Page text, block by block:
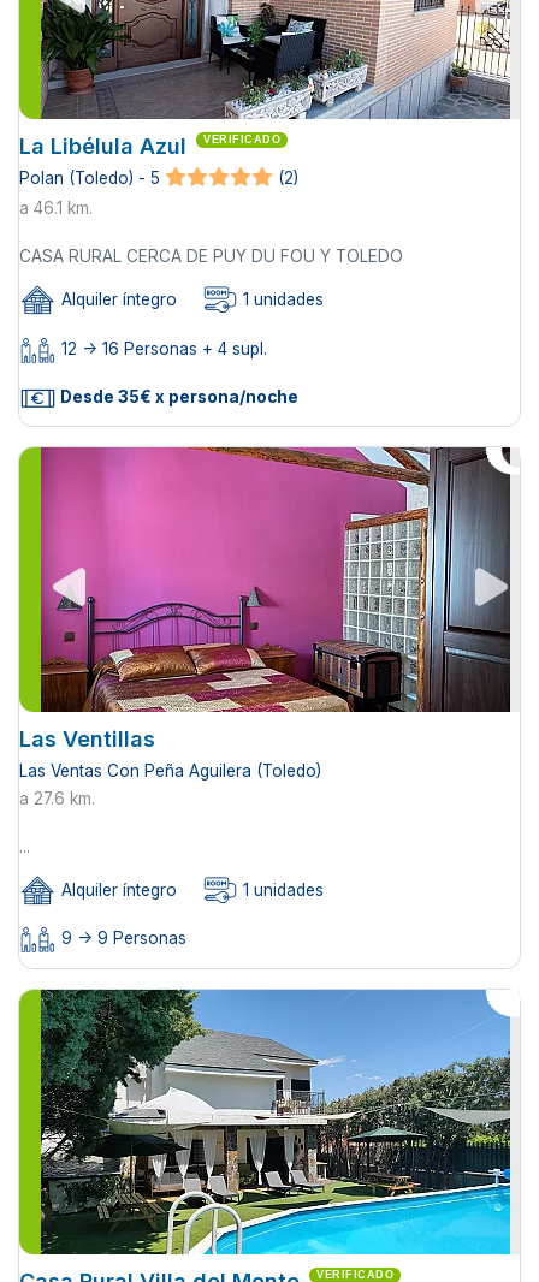
La Libélula Azul VERIFICADO
Polan (Toledo) - 5
(2)
a 46.1 km.
CASA RURAL CERCA DE PUY DU FOU Y TOLEDO
Alquiler íntegro 1 unidades
12 -> 16 Personas + 4 supl.
Desde 35€ x persona/noche
Las Ventillas
Las Ventas Con Peña Aguilera (Toledo)
a 27.6 km.
...
Alquiler íntegro 1 unidades
9 -> 9 Personas
VERIFICADO